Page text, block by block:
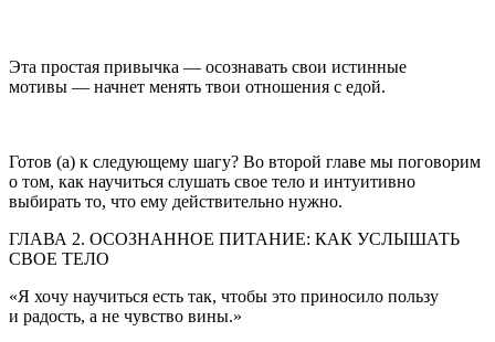
Эта простая привычка — осознавать свои истинные
мотивы — начнет менять твои отношения с едой.
Готов (а) к следующему шагу? Во второй главе мы поговорим
о том, как научиться слушать свое тело и интуитивно
выбирать то, что ему действительно нужно.
ГЛАВА 2. ОСОЗНАННОЕ ПИТАНИЕ: КАК УСЛЫШАТЬ
СВОЕ ТЕЛО
«Я хочу научиться есть так, чтобы это приносило пользу
и радость, а не чувство вины.»